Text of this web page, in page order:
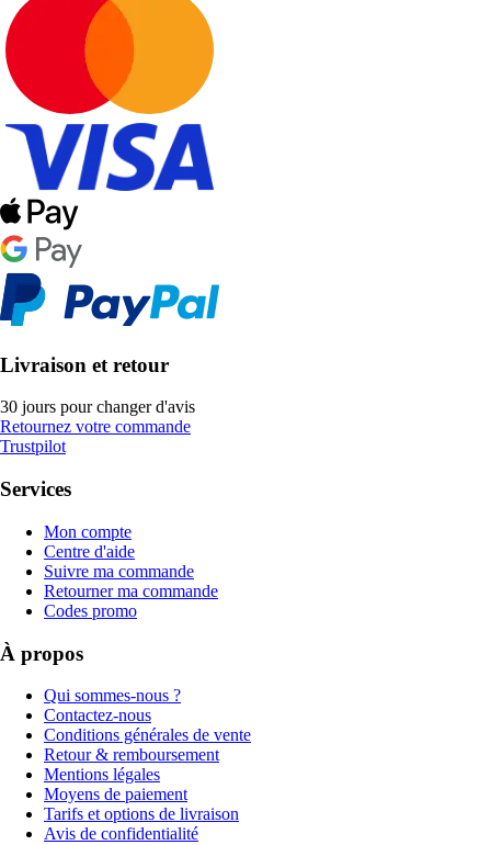
Livraison et retour
30 jours pour changer d'avis
Retournez votre commande
Trustpilot
Services
Mon compte
Centre d'aide
Suivre ma commande
Retourner ma commande
Codes promo
À propos
Qui sommes-nous ?
Contactez-nous
Conditions générales de vente
Retour & remboursement
Mentions légales
Moyens de paiement
Tarifs et options de livraison
Avis de confidentialité